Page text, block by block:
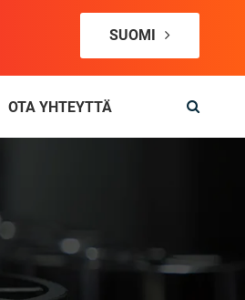
SUOMI
OTA YHTEYTTÄ